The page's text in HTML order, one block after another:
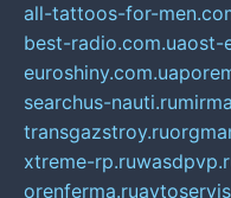
all-tattoos-for-
best-radio.com.uaost-
euroshiny.com.ua
searchus-nauti.ru
transgazstroy.ru
xtreme-rp.ru
orenferma.ru